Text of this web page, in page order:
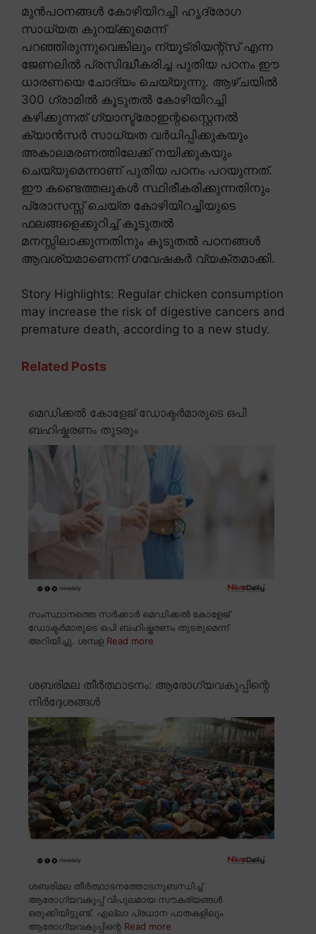
മുൻപഠനങ്ങൾ കോഴിയിറച്ചി ഹൃദ്രോഗ
സാധ്യത കുറയ്ക്കുമെന്ന്
പറഞ്ഞിരുന്നുവെങ്കിലും ന്യൂട്രിയന്റ്സ് എന്ന
ജേണലിൽ പ്രസിദ്ധീകരിച്ച പുതിയ പഠനം ഈ
ധാരണയെ ചോദ്യം ചെയ്യുന്നു. ആഴ്ചയിൽ
300 ഗ്രാമിൽ കൂടുതൽ കോഴിയിറച്ചി
കഴിക്കുന്നത് ഗ്യാസ്ട്രോഇന്റസ്റ്റൈനൽ
ക്യാൻസർ സാധ്യത വർധിപ്പിക്കുകയും
അകാലമരണത്തിലേക്ക് നയിക്കുകയും
ചെയ്യുമെന്നാണ് പുതിയ പഠനം പറയുന്നത്.
ഈ കണ്ടെത്തലുകൾ സ്ഥിരീകരിക്കുന്നതിനും
പ്രോസസ്സ് ചെയ്ത കോഴിയിറച്ചിയുടെ
ഫലങ്ങളെക്കുറിച്ച് കൂടുതൽ
മനസ്സിലാക്കുന്നതിനും കൂടുതൽ പഠനങ്ങൾ
ആവശ്യമാണെന്ന് ഗവേഷകർ വ്യക്തമാക്കി.
Story Highlights: Regular chicken consumption
may increase the risk of digestive cancers and
premature death, according to a new study.
Related Posts
മെഡിക്കൽ കോളേജ് ഡോക്ടർമാരുടെ ഒപി
ബഹിഷ്കരണം തുടരും
സംസ്ഥാനത്തെ സർക്കാർ മെഡിക്കൽ കോളേജ്
ഡോക്ടർമാരുടെ ഒപി ബഹിഷ്കരണം തുടരുമെന്ന്
അറിയിച്ചു. ശമ്പള Read more
ശബരിമല തീർത്ഥാടനം: ആരോഗ്യവകുപ്പിന്റെ
നിർദ്ദേശങ്ങൾ
ശബരിമല തീർത്ഥാടനത്തോടനുബന്ധിച്ച്
ആരോഗ്യവകുപ്പ് വിപുലമായ സൗകര്യങ്ങൾ
ഒരുക്കിയിട്ടുണ്ട്. എല്ലാ പ്രധാന പാതകളിലും
ആരോഗ്യവകുപ്പിന്റെ Read more